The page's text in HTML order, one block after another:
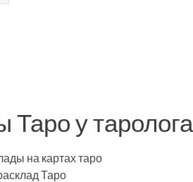
Таро у таролога
на картах таро
Таро